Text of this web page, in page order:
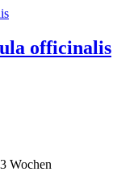
officinalis
Wochen